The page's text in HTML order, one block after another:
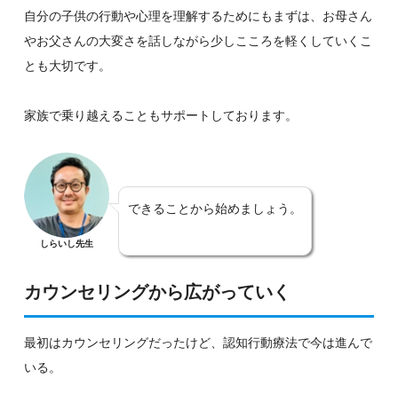
自分の子供の行動や心理を理解するためにもまずは、お母さん
やお父さんの大変さを話しながら少しこころを軽くしていくこ
とも大切です。
家族で乗り越えることもサポートしております。
しらいし先生
できることから始めましょう。
カウンセリングから広がっていく
最初はカウンセリングだったけど、認知行動療法で今は進んで
いる。